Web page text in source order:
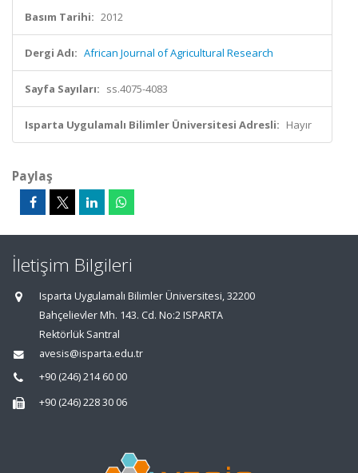
Basım Tarihi: 2012
Dergi Adı: African Journal of Agricultural Research
Sayfa Sayıları: ss.4075-4083
Isparta Uygulamalı Bilimler Üniversitesi Adresli: Hayır
Paylaş
İletişim Bilgileri
Isparta Uygulamalı Bilimler Üniversitesi, 32200
Bahçelievler Mh. 143. Cd. No:2 ISPARTA
Rektörlük Santral
avesis@isparta.edu.tr
+90 (246) 214 60 00
+90 (246) 228 30 06